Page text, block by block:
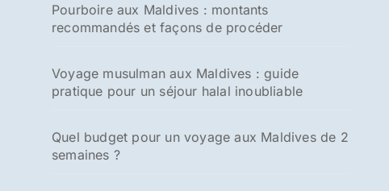
Pourboire aux Maldives : montants
recommandés et façons de procéder
Voyage musulman aux Maldives : guide
pratique pour un séjour halal inoubliable
Quel budget pour un voyage aux Maldives de 2
semaines ?